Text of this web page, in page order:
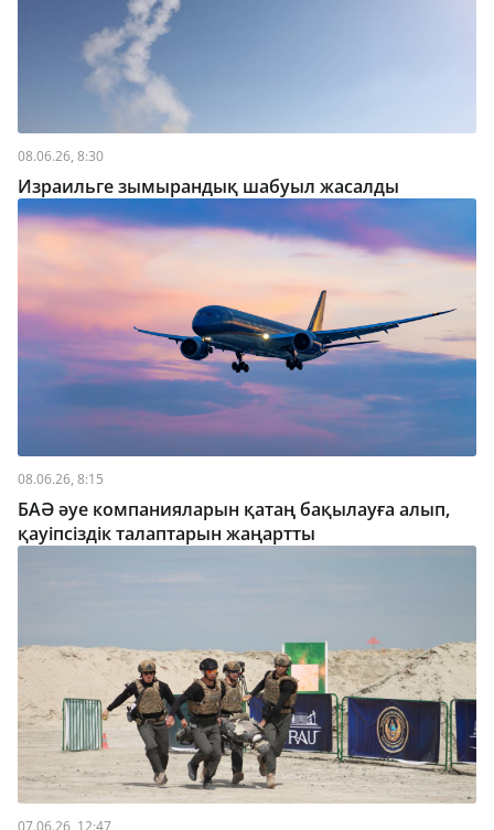
08.06.26, 8:30
Израильге зымырандық шабуыл жасалды
08.06.26, 8:15
БАӘ әуе компанияларын қатаң бақылауға алып,
қауіпсіздік талаптарын жаңартты
07.06.26, 12:47